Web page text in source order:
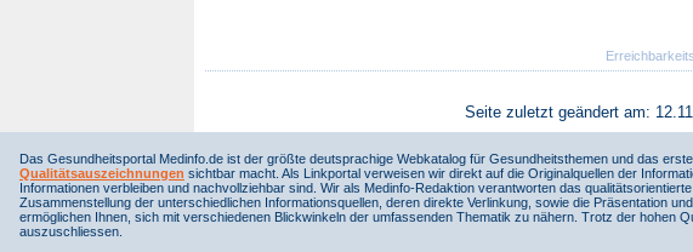
Seite zuletzt geändert am:
Das Gesundheitsportal Medinfo.de ist der größte deutsprachige Webkatalog für Gesundheitsthemen und das
Qualitätsauszeichnungen sichtbar macht. Als Linkportal verweisen wir direkt auf die Originalquellen der
Informationen verbleiben und nachvollziehbar sind. Wir als Medinfo-Redaktion verantworten das
Zusammenstellung der unterschiedlichen Informationsquellen, deren direkte Verlinkung, sowie die Präsentation
ermöglichen Ihnen, sich mit verschiedenen Blickwinkeln der umfassenden Thematik zu nähern. Trotz der hohen
auszuschliessen.